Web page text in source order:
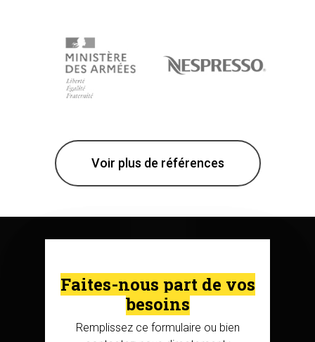
Voir plus de références
Faites-nous part de vos
besoins
Remplissez ce formulaire ou bien